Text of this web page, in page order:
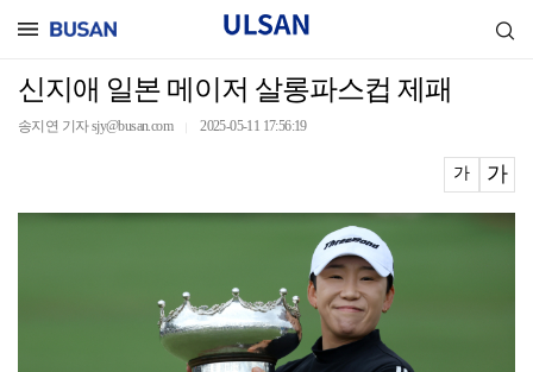
신지애 일본 메이저 살롱파스컵 제패
송지연 기자 sjy@busan.com 2025-05-11 17:56:19
가 가